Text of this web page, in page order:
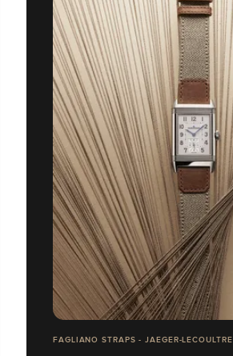
FAGLIANO STRAPS - JAEGER-LECOULTRE